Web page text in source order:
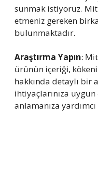
sunmak istiyoruz.
etmeniz gereken
bulunmaktadır.
Araştırma Yapın:
ürünün içeriği,
hakkında detaylı bir
ihtiyaçlarınıza uygun
anlamanıza